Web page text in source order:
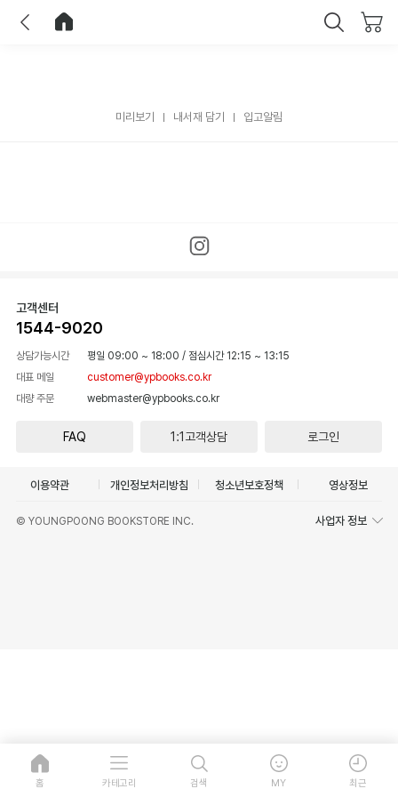
미리보기 내서재 담기 입고알림
고객센터
1544-9020
상담가능시간 평일 09:00 ~ 18:00 / 점심시간 12:15 ~ 13:15
대표 메일
customer@ypbooks.co.kr
대량 주문
webmaster@ypbooks.co.kr
FAQ 1:1고객상담 로그인
이용약관 개인정보처리방침 청소년보호정책 영상정보
© YOUNGPOONG BOOKSTORE INC. 사업자 정보
홈 카테고리 검색 MY 최근